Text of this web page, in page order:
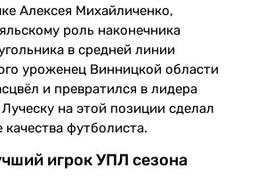
Алексея Михайличенко,
роль наконечника
в средней линии
уроженец Винницкой области
и превратился в лидера
на этой позиции сделал
футболиста.
игрок УПЛ сезона